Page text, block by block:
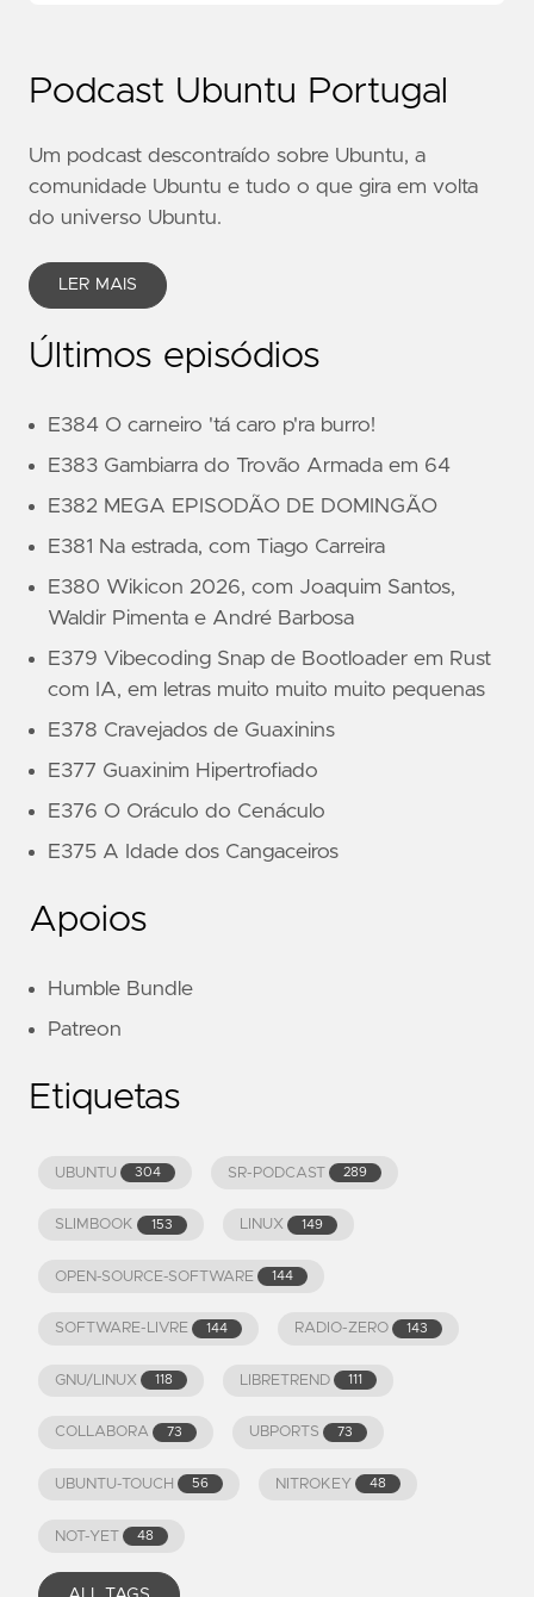
Podcast Ubuntu Portugal
Um podcast descontraído sobre Ubuntu, a
comunidade Ubuntu e tudo o que gira em volta
do universo Ubuntu.
LER MAIS
Últimos episódios
E384 O carneiro 'tá caro p'ra burro!
E383 Gambiarra do Trovão Armada em 64
E382 MEGA EPISODÃO DE DOMINGÃO
E381 Na estrada, com Tiago Carreira
E380 Wikicon 2026, com Joaquim Santos,
Waldir Pimenta e André Barbosa
E379 Vibecoding Snap de Bootloader em Rust
com IA, em letras muito muito muito pequenas
E378 Cravejados de Guaxinins
E377 Guaxinim Hipertrofiado
E376 O Oráculo do Cenáculo
E375 A Idade dos Cangaceiros
Apoios
Humble Bundle
Patreon
Etiquetas
UBUNTU 304 SR-PODCAST 289
SLIMBOOK 153 LINUX 149
OPEN-SOURCE-SOFTWARE 144
SOFTWARE-LIVRE 144 RADIO-ZERO 143
GNU/LINUX 118 LIBRETREND 111
COLLABORA 73 UBPORTS 73
UBUNTU-TOUCH 56 NITROKEY 48
NOT-YET 48